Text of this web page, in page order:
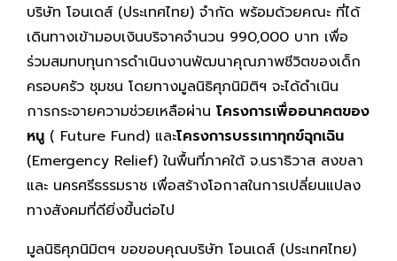
บริษัท โอนเดส์ (ประเทศไทย) จำกัด พร้อมด้วยคณะ ที่ได้
เดินทางเข้ามอบเงินบริจาคจำนวน 990,000 บาท เพื่อ
ร่วมสมทบทุนการดำเนินงานพัฒนาคุณภาพชีวิตของเด็ก
ครอบครัว ชุมชน โดยทางมูลนิธิศุภนิมิติฯ จะได้ดำเนิน
การกระจายความช่วยเหลือผ่าน โครงการเพื่ออนาคตของ
หนู ( Future Fund) และโครงการบรรเทาทุกข์ฉุกเฉิน
(Emergency Relief) ในพื้นที่ภาคใต้ จ.นราธิวาส สงขลา
และ นครศรีธรรมราช เพื่อสร้างโอกาสในการเปลี่ยนแปลง
ทางสังคมที่ดียิ่งขึ้นต่อไป
มูลนิธิศุภนิมิตฯ ขอขอบคุณบริษัท โอนเดส์ (ประเทศไทย)